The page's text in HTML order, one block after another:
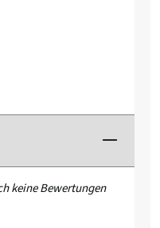
keine Bewertungen